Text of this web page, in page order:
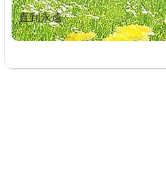
直到永遠。